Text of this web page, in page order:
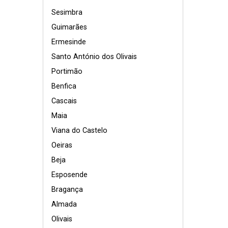
Sesimbra
Guimarães
Ermesinde
Santo António dos Olivais
Portimão
Benfica
Cascais
Maia
Viana do Castelo
Oeiras
Beja
Esposende
Bragança
Almada
Olivais